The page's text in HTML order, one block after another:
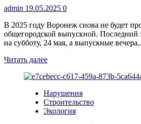
Усмани
admin 19.05.2025 0
В 2025 году Воронеж снова не будет
общегородской выпускной. Последний
на субботу, 24 мая, а выпускные
Читать далееПрочитать
о
Воронеже
не
будет
Нарушения
Строительство
Экология